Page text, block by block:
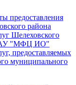
предоставления
района
Шелеховского
ГАУ "МФЦ ИО"
предоставляемых
муниципального